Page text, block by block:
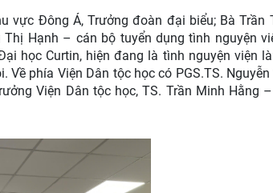
vực Đông Á, Trưởng đoàn đại biểu; Bà Trần
Hạnh – cán bộ tuyển dụng tình nguyện
học Curtin, hiện đang là tình nguyện viện
phía Viện Dân tộc học có PGS.TS.
Viện Dân tộc học, TS. Trần Minh Hằng